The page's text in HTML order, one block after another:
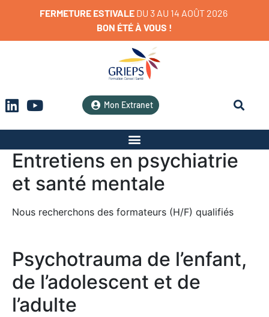
FERMETURE ESTIVALE DU 3 AU 14 AOÛT 2026
BON ÉTÉÀ VOUS !
Mon Extranet
Entretiens en psychiatrie
et santé mentale
Nous recherchons des formateurs (H/F) qualifiés
Psychotrauma de l’enfant,
de l’adolescent et de
l’adulte